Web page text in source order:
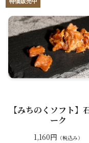
【みちのくソフト】
ーク
1,160円 （税込み）